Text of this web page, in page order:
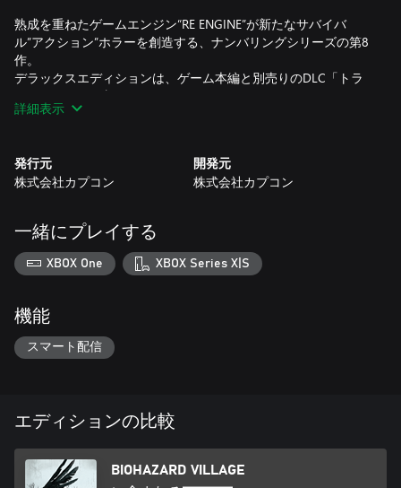
熟成を重ねたゲームエンジン“RE ENGINE”が新たなサバイバ
ル”アクション”ホラーを創造する、ナンバリングシリーズの第8
作。
デラックスエディションは、ゲーム本編と別売りのDLC「トラ
ウマパック」を収録。
・追加コンテンツ「トラウマパック」
・オンライン対戦コンテンツ「BIOHAZARD RE:VERSE」本編
＜注意事項＞
・「BIOHAZARD RE:VERSE」のサービス開始時期及び終了時期
については、事前に下記公式サイトにてご案内いたします。購
ので予めご了承ください。
・「BIOHAZARD RE:VERSE」は、今後別途の方法にて提供され
る場合があります。
・その他詳細は、https://www.capcom.co.jp/biohazard/reverse/
詳細表示
発行元
株式会社カプコン
開発元
株式会社カプコン
一緒にプレイする
XBOX One XBOX Series X|S
機能
スマート配信
エディションの比較
BIOHAZARD VILLAGE